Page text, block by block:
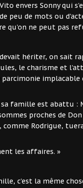
envers Sonny qui
peu de mots ou
ne peut pas
hériter, on sait
le charisme et
implacable
sa famille est abattu :
proches de
Rodrigue,
les affaires. »
c’est la même